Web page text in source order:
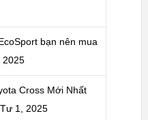
bạn nên mua
2025
Cross Mới Nhất
1, 2025